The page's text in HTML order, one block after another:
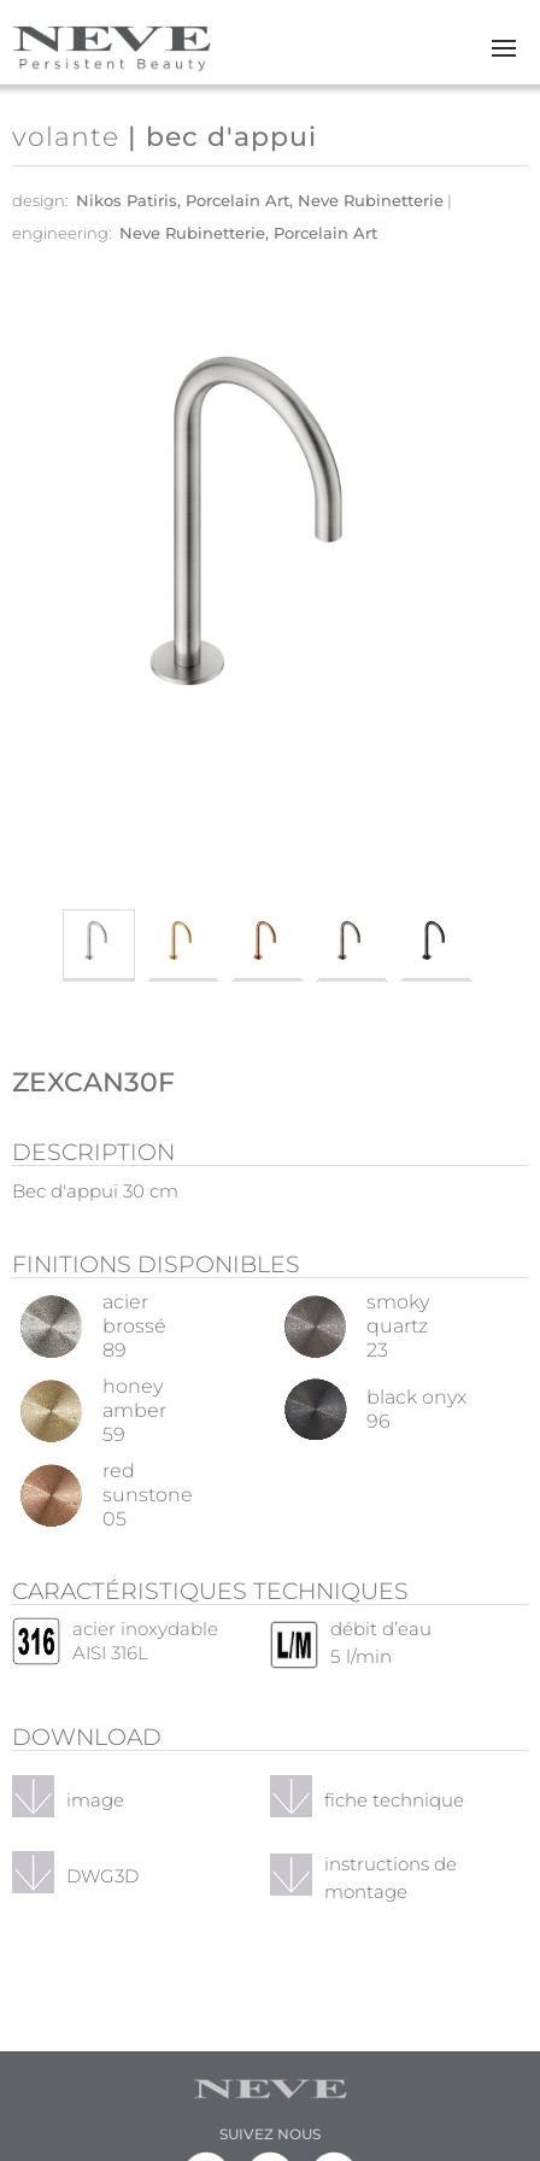
Skip to main content
volante | bec d'appui
design: Nikos Patiris, Porcelain Art, Neve Rubinetterie
engineering: Neve Rubinetterie, Porcelain Art
ZEXCAN30F
DESCRIPTION
Bec d'appui 30 cm
FINITIONS DISPONIBLES
acier
brossé
89
smoky
quartz
23
honey
amber
59
black onyx
96
red
sunstone
05
CARACTÉRISTIQUES TECHNIQUES
acier inoxydable
AISI 316L
débit d’eau
5 l/min
DOWNLOAD
image fiche technique
DWG3D
instructions de
montage
SUIVEZ NOUS